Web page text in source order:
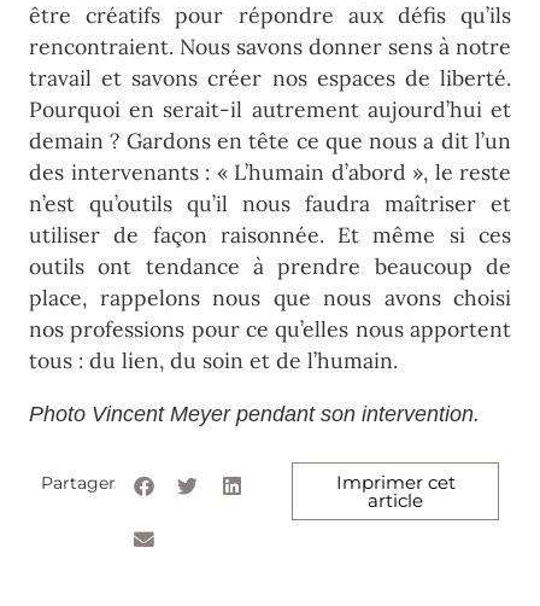
être créatifs pour répondre aux défis qu’ils
rencontraient. Nous savons donner sens à notre
travail et savons créer nos espaces de liberté.
Pourquoi en serait-il autrement aujourd’hui et
demain ? Gardons en tête ce que nous a dit l’un
des intervenants : « L’humain d’abord », le reste
n’est qu’outils qu’il nous faudra maîtriser et
utiliser de façon raisonnée. Et même si ces
outils ont tendance à prendre beaucoup de
place, rappelons nous que nous avons choisi
nos professions pour ce qu’elles nous apportent
tous : du lien, du soin et de l’humain.
Photo Vincent Meyer pendant son intervention.
Partager Imprimer cet
article